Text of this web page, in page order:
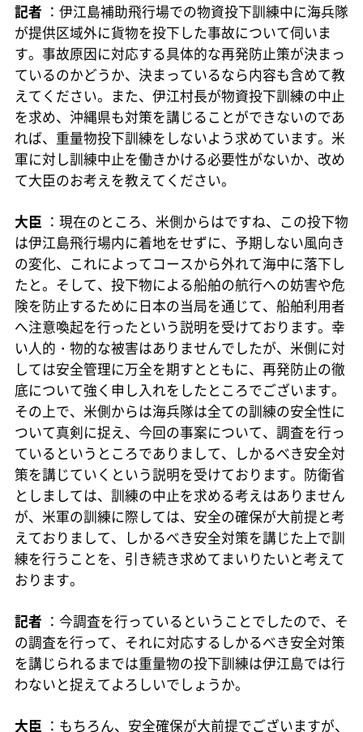
記者 ：伊江島補助飛行場での物資投下訓練中に海兵隊
が提供区域外に貨物を投下した事故について伺いま
す。事故原因に対応する具体的な再発防止策が決まっ
ているのかどうか、決まっているなら内容も含めて教
えてください。また、伊江村長が物資投下訓練の中止
を求め、沖縄県も対策を講じることができないのであ
れば、重量物投下訓練をしないよう求めています。米
軍に対し訓練中止を働きかける必要性がないか、改め
て大臣のお考えを教えてください。
大臣 ：現在のところ、米側からはですね、この投下物
は伊江島飛行場内に着地をせずに、予期しない風向き
の変化、これによってコースから外れて海中に落下し
たと。そして、投下物による船舶の航行への妨害や危
険を防止するために日本の当局を通じて、船舶利用者
へ注意喚起を行ったという説明を受けております。幸
い人的・物的な被害はありませんでしたが、米側に対
しては安全管理に万全を期すとともに、再発防止の徹
底について強く申し入れをしたところでございます。
その上で、米側からは海兵隊は全ての訓練の安全性に
ついて真剣に捉え、今回の事案について、調査を行っ
ているというところでありまして、しかるべき安全対
策を講じていくという説明を受けております。防衛省
としましては、訓練の中止を求める考えはありません
が、米軍の訓練に際しては、安全の確保が大前提と考
えておりまして、しかるべき安全対策を講じた上で訓
練を行うことを、引き続き求めてまいりたいと考えて
おります。
記者 ：今調査を行っているということでしたので、そ
の調査を行って、それに対応するしかるべき安全対策
を講じられるまでは重量物の投下訓練は伊江島では行
わないと捉えてよろしいでしょうか。
大臣 ：もちろん、安全確保が大前提でございますが、